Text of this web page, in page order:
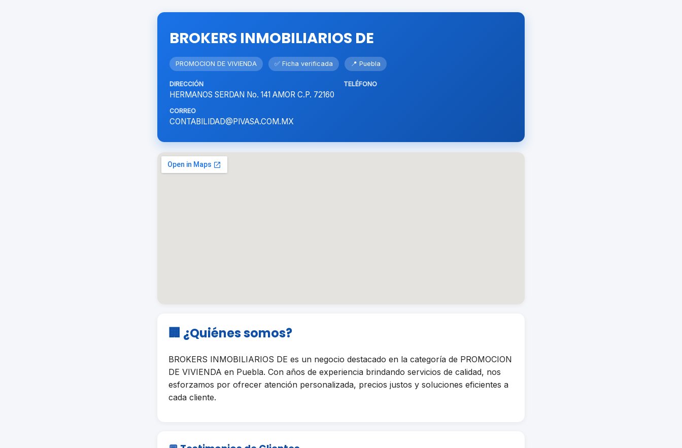
BROKERS INMOBILIARIOS DE
PROMOCION DE VIVIENDA ✅ Ficha verificada 📍 Puebla
DIRECCIÓN
HERMANOS SERDAN No. 141 AMOR C.P. 72160
TELÉFONO
CORREO
CONTABILIDAD@PIVASA.COM.MX
🏢 ¿Quiénes somos?
BROKERS INMOBILIARIOS DE es un negocio destacado en la categoría de PROMOCION
DE VIVIENDA en Puebla. Con años de experiencia brindando servicios de calidad, nos
esforzamos por ofrecer atención personalizada, precios justos y soluciones eficientes a
cada cliente.